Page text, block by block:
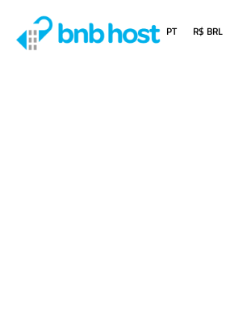
PT R$ BRL